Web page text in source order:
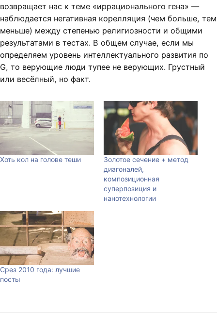
возвращает нас к теме «иррационального гена» —
наблюдается негативная корелляция (чем больше, тем
меньше) между степенью религиозности и общими
результатами в тестах. В общем случае, если мы
определяем уровень интеллектуального развития по
G, то верующие люди тупее не верующих. Грустный
или весёлный, но факт.
Хоть кол на голове теши
Золотое сечение + метод
диагоналей,
композиционная
суперпозиция и
нанотехнологии
Срез 2010 года: лучшие
посты